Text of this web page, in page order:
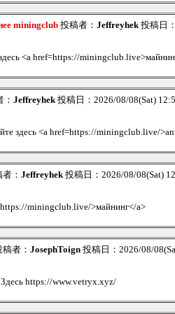
miningclub 投稿者： Jeffreyhek投稿日
<a href=https://
Jeffreyhek投稿日：2026/08/08(Sat)
здесь <a href=https://miningclub.live/
： Jeffreyhek投稿日：2026/08/08(Sat)
miningclub.live/>майнинг</a>
稿者： JosephToign 投稿日：2026/08/
Здесь https://www.vetryx.xyz/